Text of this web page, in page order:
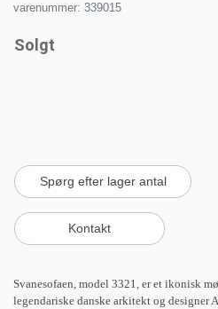
varenummer: 339015
Solgt
Svanesofaen, model 3321, er et ikonisk
legendariske danske arkitekt og designer